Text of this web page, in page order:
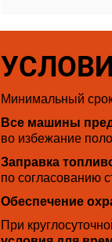
Минимальный
Все машины
во избежание
Заправка
по согласованию
Обеспечение
При